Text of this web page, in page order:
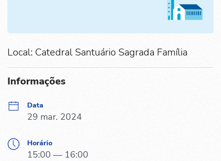
Local: Catedral Santuário Sagrada Família
Informações
Data
29 mar. 2024
Horário
15:00 — 16:00